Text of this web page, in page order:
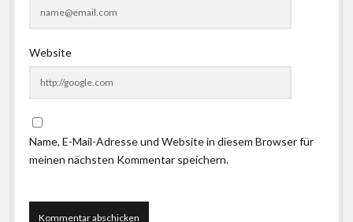
Website
Name, E-Mail-Adresse und Website in diesem Browser für
meinen nächsten Kommentar speichern.